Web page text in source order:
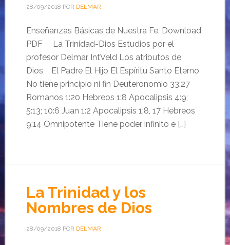
28/09/2018 POR DELMAR
Enseñanzas Básicas de Nuestra Fe, Download
PDF La Trinidad-Dios Estudios por el
profesor Delmar IntVeld Los atributos de
Dios ­ El Padre El Hijo El Espíritu Santo Eterno
No tiene principio ni fin Deuteronomio 33:27
Romanos 1:20 Hebreos 1:8 Apocalipsis 4:9;
5:13; 10:6 Juan 1:2 Apocalipsis 1:8, 17 Hebreos
9:14 Omnipotente Tiene poder infinito e […]
La Trinidad y los
Nombres de Dios
28/09/2018 POR DELMAR